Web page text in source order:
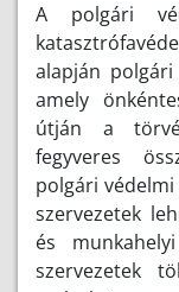
A polgári
alapján
amely
útján a
fegyveres
polgári
szervezetek
és
szervezetek